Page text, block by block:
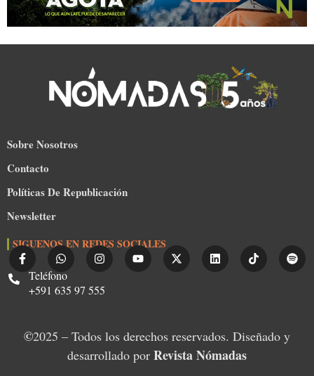
Sobre Nosotros
Contacto
Políticas De Republicación
Newsletter
SIGUENOS EN REDES SOCIALES
Teléfono
+591 635 97 555
©2025 – Todos los derechos reservados. Diseñado y
desarrollado por Revista Nómadas